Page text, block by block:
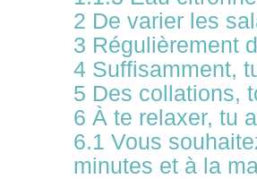
2 De varier les
3 Régulièrement
4 Suffisamment,
5 Des collations,
6 À te relaxer, tu
6.1 Vous
minutes et à la